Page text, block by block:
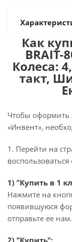
Как
BRAIT-
Колеса:
такт,
Чтобы оформить
«Инвент»,
1. Перейти на
1) "Купить в 1
Нажмите на
появившуюся
отправьте ее нам.
2) "Купить":